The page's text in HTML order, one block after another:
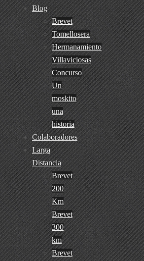
Blog
Brevet
Tomellosera
Hermanamiento
Villaviciosas
Concurso
Un
moskito
una
historia
Colaboradores
Larga
Distancia
Brevet
200
Km
Brevet
300
km
Brevet